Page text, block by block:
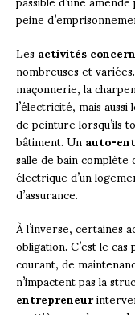
peine
Lesactivités
nombreuses et
maçonnerie, la
l’électricité, mais
de peinture lorsqu’ils
bâtiment. Unauto-
salle de bain
électrique d’un
d’assurance.
À l’inverse, certaines
obligation. C’est le
courant, de
n’impactent pas la
entrepreneur